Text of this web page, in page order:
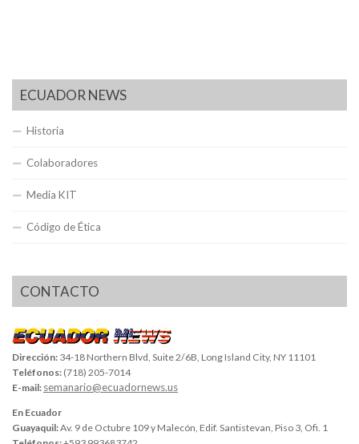
ECUADOR NEWS
Historia
Colaboradores
Media KIT
Código de Ética
CONTACTO
Dirección: 34-18 Northern Blvd, Suite 2/6B, Long Island City, NY 11101
Teléfonos: (718) 205-7014
E-mail: semanario@ecuadornews.us
En Ecuador
Guayaquil:Av. 9 de Octubre 109 y Malecón, Edif. Santistevan, Piso 3, Ofi. 1